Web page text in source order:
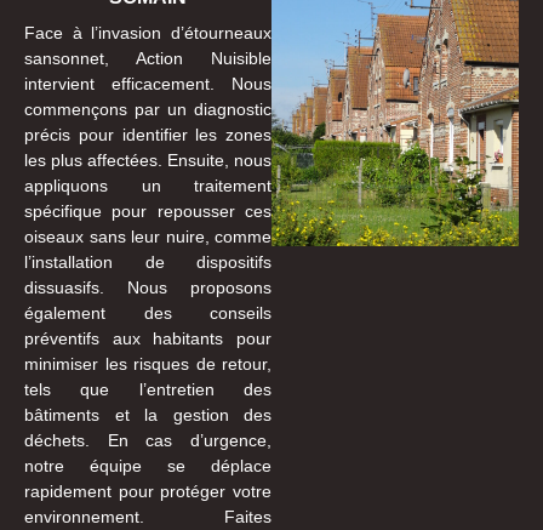
Face à l’invasion d’étourneaux
sansonnet, Action Nuisible
intervient efficacement. Nous
commençons par un diagnostic
précis pour identifier les zones
les plus affectées. Ensuite, nous
appliquons un traitement
spécifique pour repousser ces
oiseaux sans leur nuire, comme
l’installation de dispositifs
dissuasifs. Nous proposons
également des conseils
préventifs aux habitants pour
minimiser les risques de retour,
tels que l’entretien des
bâtiments et la gestion des
déchets. En cas d’urgence,
notre équipe se déplace
rapidement pour protéger votre
environnement. Faites